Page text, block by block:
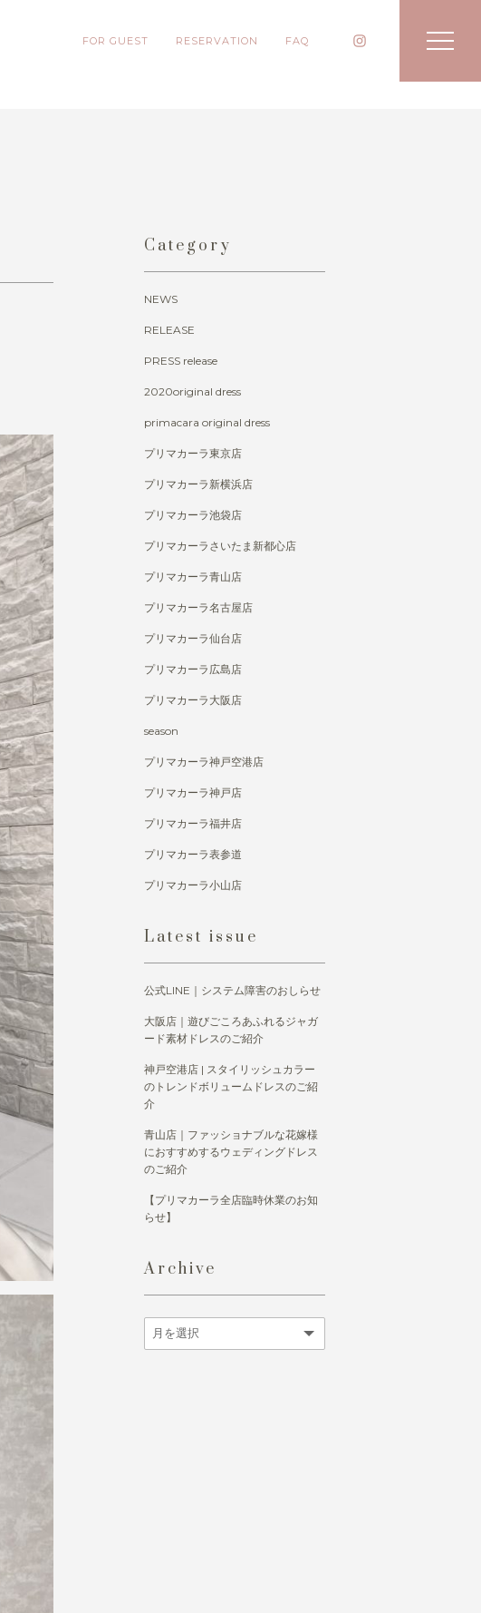
FOR GUEST RESERVATION FAQ
Category
NEWS
RELEASE
PRESS release
2020original dress
primacara original dress
プリマカーラ東京店
プリマカーラ新横浜店
プリマカーラ池袋店
プリマカーラさいたま新都心店
プリマカーラ青山店
プリマカーラ名古屋店
プリマカーラ仙台店
プリマカーラ広島店
プリマカーラ大阪店
season
プリマカーラ神戸空港店
プリマカーラ神戸店
プリマカーラ福井店
プリマカーラ表参道
プリマカーラ小山店
Latest issue
公式LINE｜システム障害のおしらせ
大阪店｜遊びごころあふれるジャガ
ード素材ドレスのご紹介
神戸空港店 | スタイリッシュカラー
のトレンドボリュームドレスのご紹
介
青山店｜ファッショナブルな花嫁様
におすすめするウェディングドレス
のご紹介
【プリマカーラ全店臨時休業のお知
らせ】
Archive